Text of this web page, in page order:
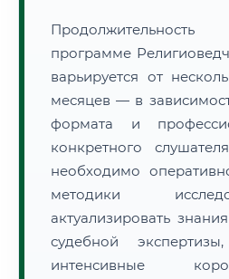
программе
варьируется от
месяцев — в
формата и
конкретного
необходимо
методики
актуализировать
судебной
интенсивные